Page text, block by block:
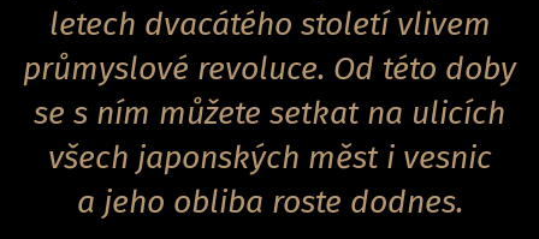
letech dvacátého století vlivem
průmyslové revoluce. Od této doby
se s ním můžete setkat na ulicích
všech japonských měst i vesnic
a jeho obliba roste dodnes.